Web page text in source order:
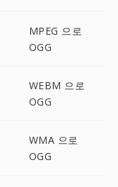
MPEG 으로
OGG
WEBM 으로
OGG
WMA 으로
OGG